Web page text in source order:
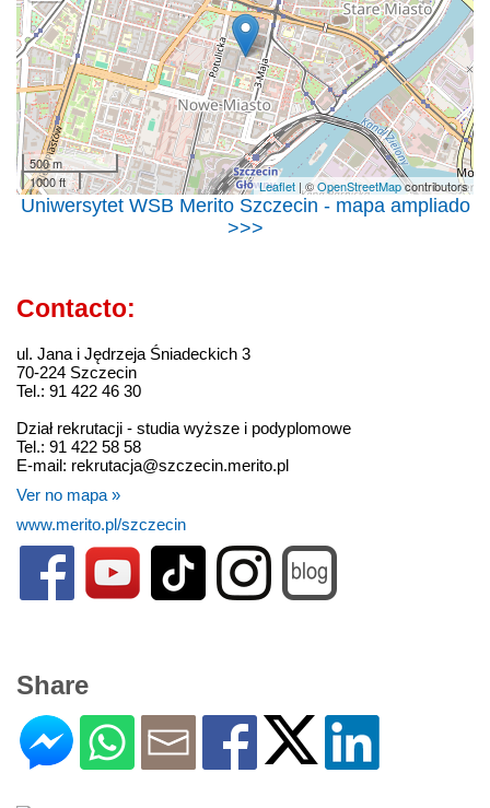
500 m
1000 ft
Leaflet | ©OpenStreetMapcontributors
Uniwersytet WSB Merito Szczecin - mapa ampliado
>>>
Contacto:
ul. Jana i Jędrzeja Śniadeckich 3
70-224 Szczecin
Tel.: 91 422 46 30
Dział rekrutacji - studia wyższe i podyplomowe
Tel.: 91 422 58 58
E-mail: rekrutacja@szczecin.merito.pl
Ver no mapa »
www.merito.pl/szczecin
Share